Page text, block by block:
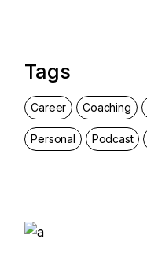
Tags
Career Coaching
Personal Podcast